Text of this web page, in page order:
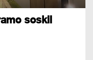
soskil